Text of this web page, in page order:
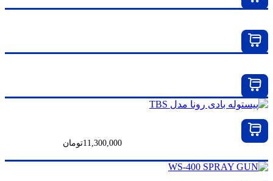
پیستوله بادی سایه پاش پرونا مدل R2
پیستوله بادی چند منظوره پرونا مدل R-400-G
پیستوله بادی رونا مدل TBS
11,300,000تومان